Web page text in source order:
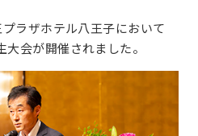
ラザホテル八王子において
会が開催されました。